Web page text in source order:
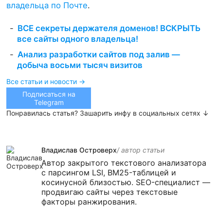
владельца по Почте.
ВСЕ секреты держателя доменов! ВСКРЫТЬ
все сайты одного владельца!
Анализ разработки сайтов под залив —
добыча восьми тысяч визитов
Все статьи и новости →
Подписаться на
Telegram
Понравилась статья? Зашарить инфу в социальных сетях ↓
Владислав Островерх/ автор cтатьи
Автор закрытого текстового анализатора
с парсингом LSI, BM25-таблицей и
косинусной близостью. SEO-специалист —
продвигаю сайты через текстовые
факторы ранжирования.